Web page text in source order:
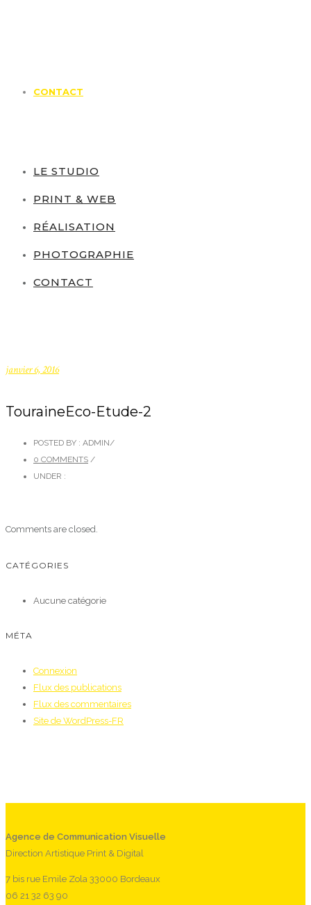
CONTACT
LE STUDIO
PRINT & WEB
RÉALISATION
PHOTOGRAPHIE
CONTACT
janvier 6, 2016
TouraineEco-Etude-2
POSTED BY : ADMIN/
0 COMMENTS /
UNDER :
Comments are closed.
CATÉGORIES
Aucune catégorie
MÉTA
Connexion
Flux des publications
Flux des commentaires
Site de WordPress-FR
Agence de Communication Visuelle
Direction Artistique Print & Digital
7 bis rue Emile Zola 33000 Bordeaux
06 21 32 63 90